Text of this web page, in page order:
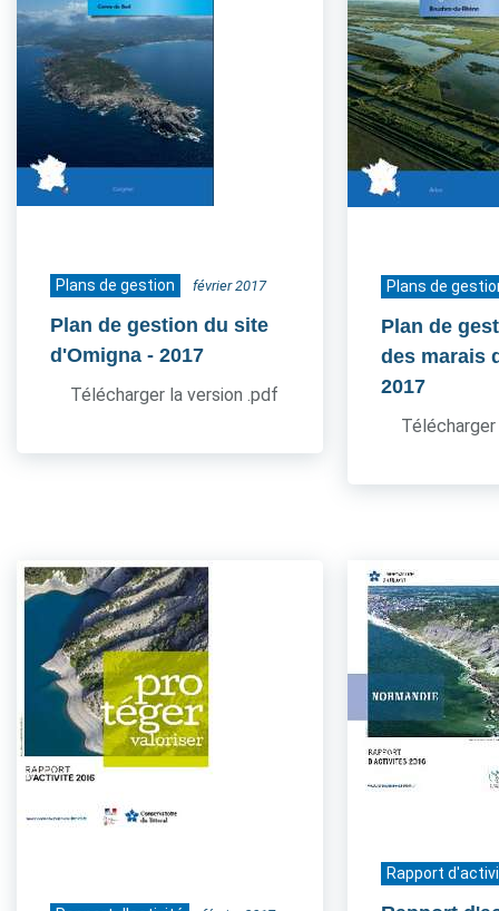
Plans de gestion février 2017
Plan de gestion du site
d'Omigna - 2017
Télécharger la version .pdf
Plans de
Plan de
des marais
2017
Rapport